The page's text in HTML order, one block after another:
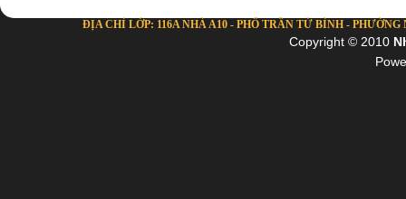
ĐỊA CHỈ LỚP: 116A NHÀ A10 - PHỐ TRẦN TỬ BÌNH -
Copyright © 2010